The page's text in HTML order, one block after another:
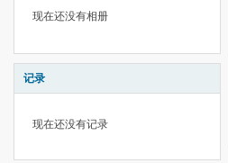
现在还没有相册
记录
现在还没有记录